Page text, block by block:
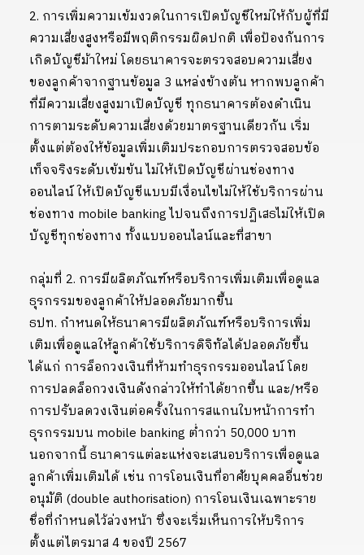
2. การเพิ่มความเข้มงวดในการเปิดบัญชีใหม่ให้กับผู้ที่มี
ความเสี่ยงสูงหรือมีพฤติกรรมผิดปกติ เพื่อป้องกันการ
เกิดบัญชีม้าใหม่ โดยธนาคารจะตรวจสอบความเสี่ยง
ของลูกค้าจากฐานข้อมูล 3 แหล่งข้างต้น หากพบลูกค้า
ที่มีความเสี่ยงสูงมาเปิดบัญชี ทุกธนาคารต้องดำเนิน
การตามระดับความเสี่ยงด้วยมาตรฐานเดียวกัน เริ่ม
ตั้งแต่ต้องให้ข้อมูลเพิ่มเติมประกอบการตรวจสอบข้อ
เท็จจริงระดับเข้มข้น ไม่ให้เปิดบัญชีผ่านช่องทาง
ออนไลน์ ให้เปิดบัญชีแบบมีเงื่อนไขไม่ให้ใช้บริการผ่าน
ช่องทาง mobile banking ไปจนถึงการปฏิเสธไม่ให้เปิด
บัญชีทุกช่องทาง ทั้งแบบออนไลน์และที่สาขา
กลุ่มที่ 2. การมีผลิตภัณฑ์หรือบริการเพิ่มเติมเพื่อดูแล
ธุรกรรมของลูกค้าให้ปลอดภัยมากขึ้น
ธปท. กำหนดให้ธนาคารมีผลิตภัณฑ์หรือบริการเพิ่ม
เติมเพื่อดูแลให้ลูกค้าใช้บริการดิจิทัลได้ปลอดภัยขึ้น
ได้แก่ การล็อกวงเงินที่ห้ามทำธุรกรรมออนไลน์ โดย
การปลดล็อกวงเงินดังกล่าวให้ทำได้ยากขึ้น และ/หรือ
การปรับลดวงเงินต่อครั้งในการสแกนใบหน้าการทำ
ธุรกรรมบน mobile banking ต่ำกว่า 50,000 บาท
นอกจากนี้ ธนาคารแต่ละแห่งจะเสนอบริการเพื่อดูแล
ลูกค้าเพิ่มเติมได้ เช่น การโอนเงินที่อาศัยบุคคลอื่นช่วย
อนุมัติ (double authorisation) การโอนเงินเฉพาะราย
ชื่อที่กำหนดไว้ล่วงหน้า ซึ่งจะเริ่มเห็นการให้บริการ
ตั้งแต่ไตรมาส 4 ของปี 2567